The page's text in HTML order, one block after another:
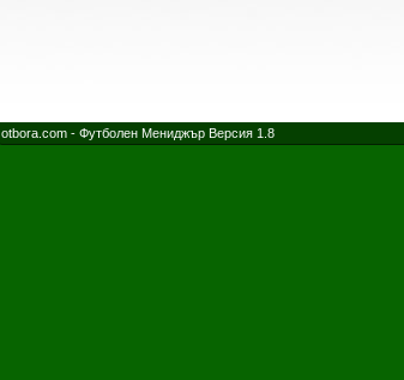
otbora.com - Футболен Мениджър Версия 1.8